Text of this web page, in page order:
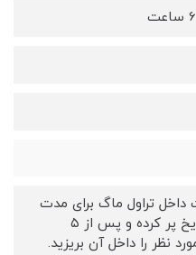
تراول ماگ برای مدت
زمان بیشتری ابتدا آن را با آب یخ پر کرده و پس از ۵
نظر را داخل آن بریزید.